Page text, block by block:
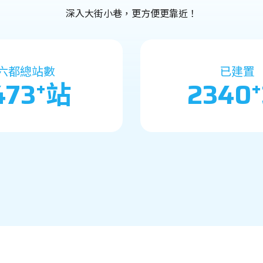
深入大街小巷，更方便更靠近！
都總站數
+站
已建置
2340+